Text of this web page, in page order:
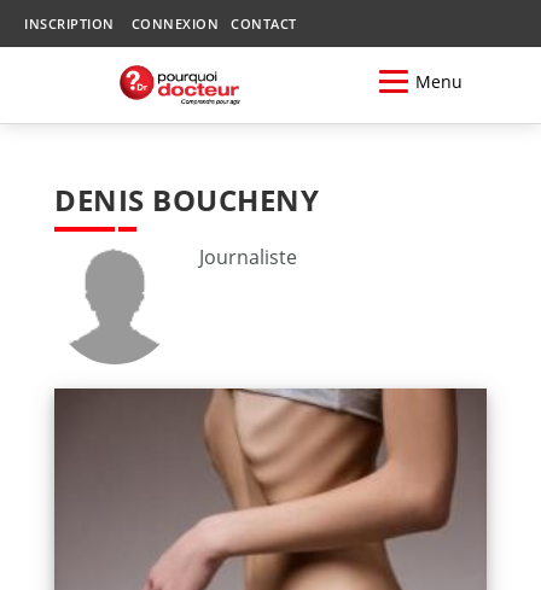
INSCRIPTION CONNEXION CONTACT
Menu
DENIS BOUCHENY
Journaliste